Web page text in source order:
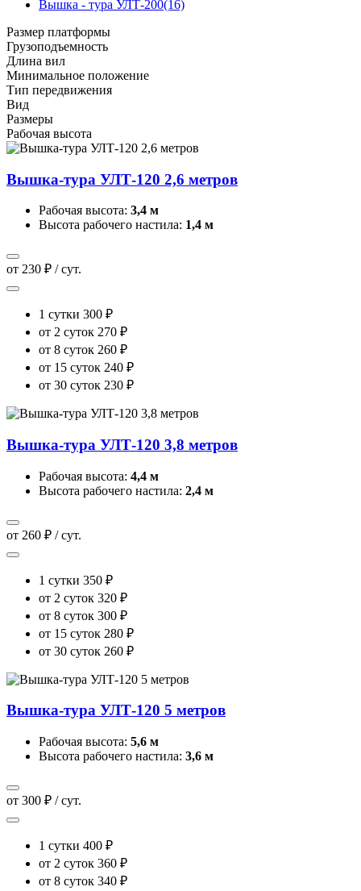
Вышка - тура УЛТ-200(16)
Размер платформы
Грузоподъемность
Длина вил
Минимальное положение
Тип передвижения
Вид
Размеры
Рабочая высота
Вышка-тура УЛТ-120 2,6 метров
Рабочая высота: 3,4 м
Высота рабочего настила: 1,4 м
от 230 ₽ / сут.
1 сутки 300 ₽
от 2 суток 270 ₽
от 8 суток 260 ₽
от 15 суток 240 ₽
от 30 суток 230 ₽
Вышка-тура УЛТ-120 3,8 метров
Рабочая высота: 4,4 м
Высота рабочего настила: 2,4 м
от 260 ₽ / сут.
1 сутки 350 ₽
от 2 суток 320 ₽
от 8 суток 300 ₽
от 15 суток 280 ₽
от 30 суток 260 ₽
Вышка-тура УЛТ-120 5 метров
Рабочая высота: 5,6 м
Высота рабочего настила: 3,6 м
от 300 ₽ / сут.
1 сутки 400 ₽
от 2 суток 360 ₽
от 8 суток 340 ₽